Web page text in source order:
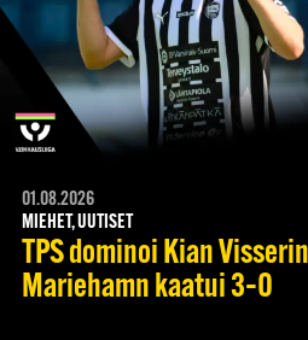
01.08.2026
MIEHET, UUTISET
TPS dominoi Kian
Mariehamn kaatui 3–0